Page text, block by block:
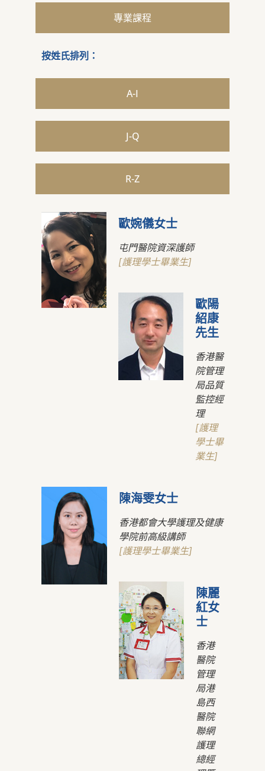
專業課程
按姓氏排列：
A-I
J-Q
R-Z
歐婉儀女士
屯門醫院資深護師
[護理學士畢業生]
歐陽
紹康
先生
香港醫
院管理
局品質
監控經
理
[護理
學士畢
業生]
陳海雯女士
香港都會大學護理及健康
學院前高級講師
[護理學士畢業生]
陳麗
紅女
士
香港
醫院
管理
局港
島西
醫院
聯網
護理
總經